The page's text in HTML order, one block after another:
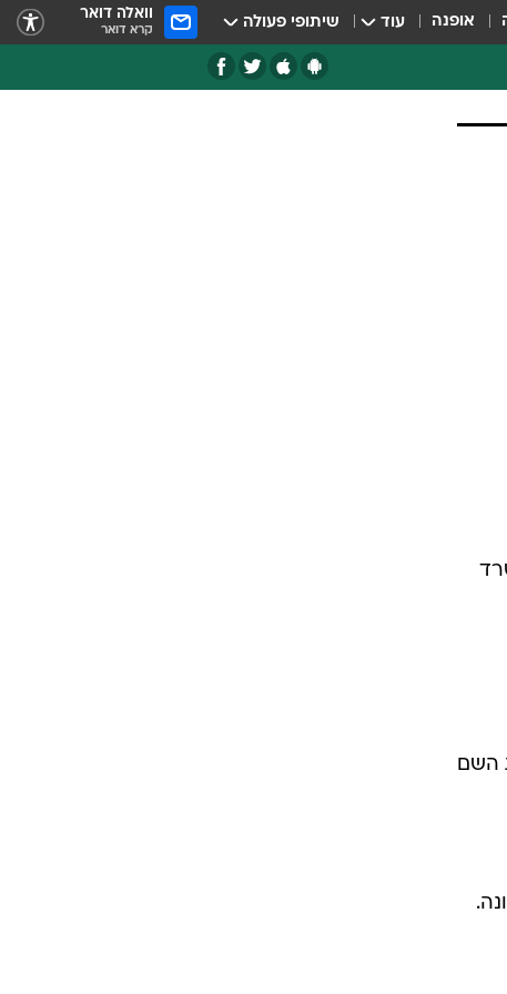
אופנה עוד שיתופי פעולה וואלה דואר
קרא דואר
השם